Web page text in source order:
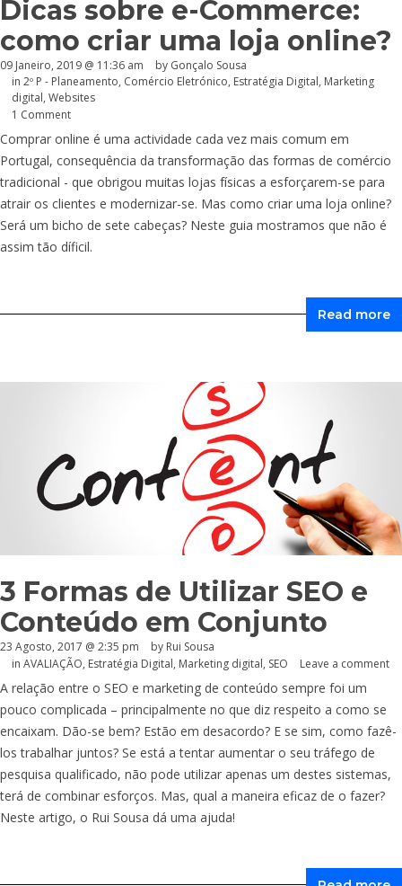
Dicas sobre e-Commerce:
como criar uma loja online?
09 Janeiro, 2019 @ 11:36 am by Gonçalo Sousa
in 2º P - Planeamento, Comércio Eletrónico, Estratégia Digital, Marketing
digital, Websites
1 Comment
Comprar online é uma actividade cada vez mais comum em
Portugal, consequência da transformação das formas de comércio
tradicional - que obrigou muitas lojas físicas a esforçarem-se para
atrair os clientes e modernizar-se. Mas como criar uma loja online?
Será um bicho de sete cabeças? Neste guia mostramos que não é
assim tão díficil.
Read more
3 Formas de Utilizar SEO e
Conteúdo em Conjunto
23 Agosto, 2017 @ 2:35 pm
by Rui Sousa
in AVALIAÇÃO, Estratégia Digital, Marketing digital, SEO Leave a comment
A relação entre o SEO e marketing de conteúdo sempre foi um
pouco complicada – principalmente no que diz respeito a como se
encaixam. Dão-se bem? Estão em desacordo? E se sim, como fazê-
los trabalhar juntos? Se está a tentar aumentar o seu tráfego de
pesquisa qualificado, não pode utilizar apenas um destes sistemas,
terá de combinar esforços. Mas, qual a maneira eficaz de o fazer?
Neste artigo, o Rui Sousa dá uma ajuda!